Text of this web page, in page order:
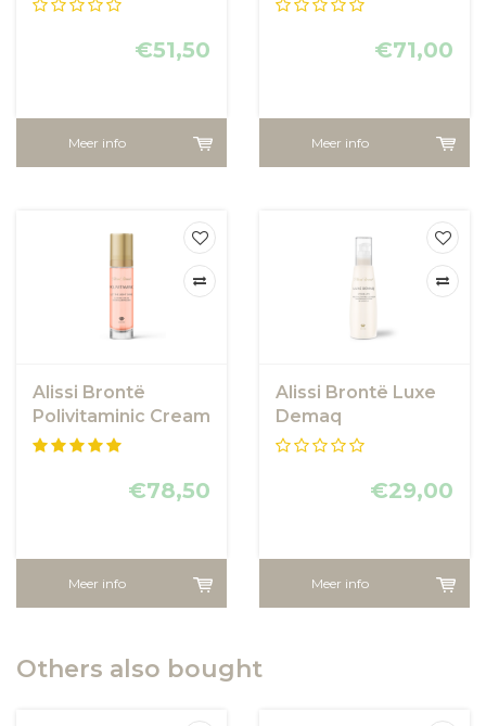
€51,50
Meer info
€71,00
Meer info
Alissi Brontë
Polivitaminic Cream
€78,50
Meer info
Alissi Brontë Luxe
Demaq
€29,00
Meer info
Others also bought